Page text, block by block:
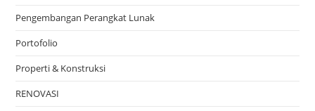
Pengembangan Perangkat Lunak
Portofolio
Properti & Konstruksi
RENOVASI